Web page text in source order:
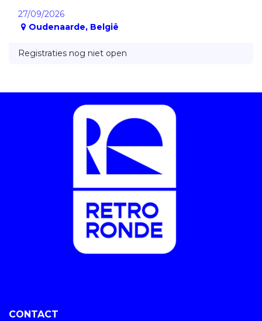
27/09/2026
Oudenaarde, België
Registraties nog niet open
CONTACT